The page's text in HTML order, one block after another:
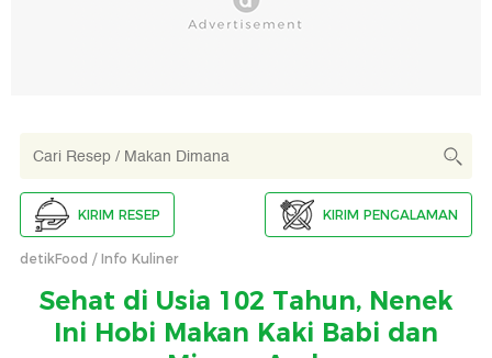
KIRIM RESEP KIRIM PENGALAMAN
detikFood Info Kuliner
Sehat di Usia 102 Tahun, Nenek
Ini Hobi Makan Kaki Babi dan